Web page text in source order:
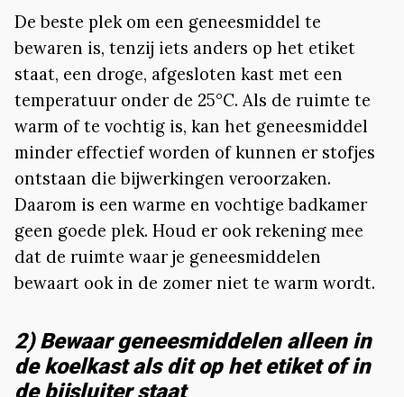
De beste plek om een geneesmiddel te
bewaren is, tenzij iets anders op het etiket
staat, een droge, afgesloten kast met een
temperatuur onder de 25°C. Als de ruimte te
warm of te vochtig is, kan het geneesmiddel
minder effectief worden of kunnen er stofjes
ontstaan die bijwerkingen veroorzaken.
Daarom is een warme en vochtige badkamer
geen goede plek. Houd er ook rekening mee
dat de ruimte waar je geneesmiddelen
bewaart ook in de zomer niet te warm wordt.
2) Bewaar geneesmiddelen alleen in
de koelkast als dit op het etiket of in
de bijsluiter staat